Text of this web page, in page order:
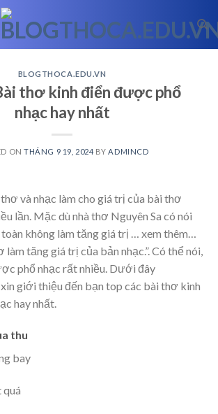
BLOGTHOCA.EDU.VN
thơ kinh điển được phổ
nhạc hay nhất
ONTHÁNG 9 19, 2024 BY ADMINCD
và nhạc làm cho giá trị của bài thơ
lần. Mặc dù nhà thơ Nguyên Sa có nói
không làm tăng giá trị
… xem thêm…
tăng giá trị của bản nhạc.”. Có thể nói,
phổ nhạc rất nhiều. Dưới đây
giới thiệu đến bạn top các bài thơ kinh
hay nhất.
thu
bay
quá